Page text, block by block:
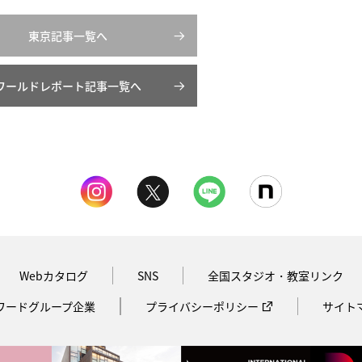
東京記事一覧へ
ールドレポート記事一覧へ
Webカタログ SNS
全国スタジオ・教室リンク
ードグループ企業
プライバシーポリシー サイト